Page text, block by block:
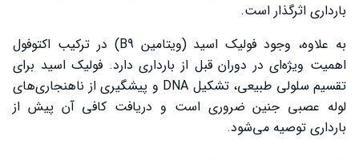
بارداری اثرگذار است.
به علاوه، وجود فولیک اسید (ویتامین B9) در ترکیب اکتوفول
اهمیت ویژه‌ای در دوران قبل از بارداری دارد. فولیک اسید برای
تقسیم سلولی طبیعی، تشکیل DNA و پیشگیری از ناهنجاری‌های
لوله عصبی جنین ضروری است و دریافت کافی آن پیش از
بارداری توصیه می‌شود.